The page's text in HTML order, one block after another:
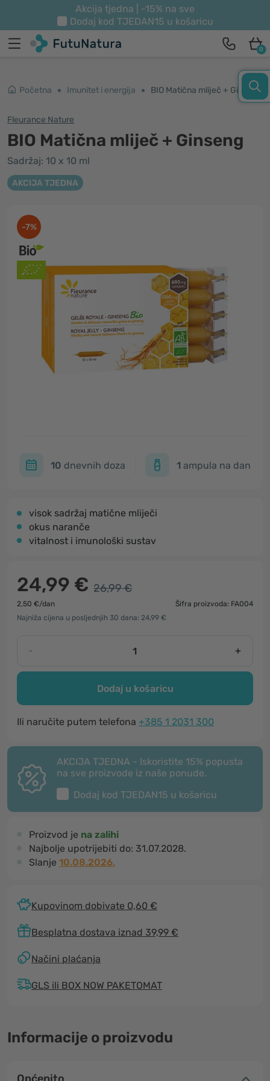
Akcija tjedna | -15% na sve
Dodaj kod TJEDAN15 u košaricu
0
Početna Imunitet i energija BIO Matična mliječ + Ginseng
Fleurance Nature
BIO Matična mliječ + Ginseng
Sadržaj: 10 x 10 ml
AKCIJA TJEDNA
-7%
10 dnevnih doza 1 ampula na dan
visok sadržaj matične mliječi
okus naranče
vitalnost i imunološki sustav
24,99 € 26,99 €
2,50 €/dan
Šifra proizvoda: FA004
Najniža cijena u posljednjih 30 dana: 24,99 €
- +
Dodaj u košaricu
Ili naručite putem telefona +385 1 2031 300
AKCIJA TJEDNA - Iskoristite 15% popusta
na sve proizvode iz naše ponude.
Dodaj kod TJEDAN15 u košaricu
Proizvod je na zalihi
Najbolje upotrijebiti do: 31.07.2028.
Slanje 10.08.2026.
Kupovinom dobivate 0,60 €
Besplatna dostava iznad 39,99 €
Načini plaćanja
GLS ili BOX NOW PAKETOMAT
Informacije o proizvodu